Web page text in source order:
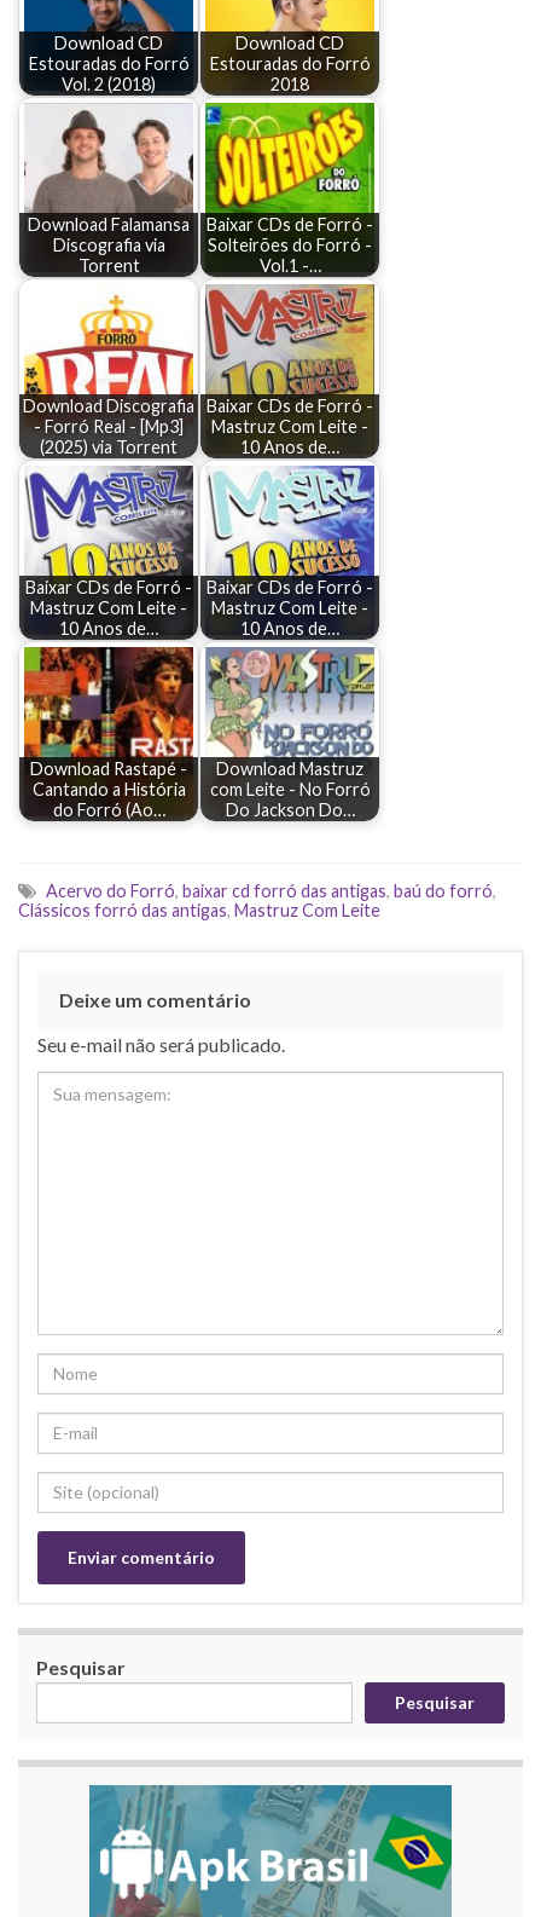
Download CD
Estouradas do Forró
Vol. 2 (2018)
Download CD
Estouradas do Forró
2018
Download Falamansa
Discografia via
Torrent
Baixar CDs de Forró -
Solteirões do Forró -
Vol.1 -…
Download Discografia
- Forró Real - [Mp3]
(2025) via Torrent
Baixar CDs de Forró -
Mastruz Com Leite -
10 Anos de…
Baixar CDs de Forró -
Mastruz Com Leite -
10 Anos de…
Baixar CDs de Forró -
Mastruz Com Leite -
10 Anos de…
Download Rastapé -
Cantando a História
do Forró (Ao…
Download Mastruz
com Leite - No Forró
Do Jackson Do…
Acervo do Forró, baixar cd forró das antigas, baú do forró,
Clássicos forró das antigas, Mastruz Com Leite
Deixe um comentário
Seu e-mail não será publicado.
Pesquisar
Pesquisar